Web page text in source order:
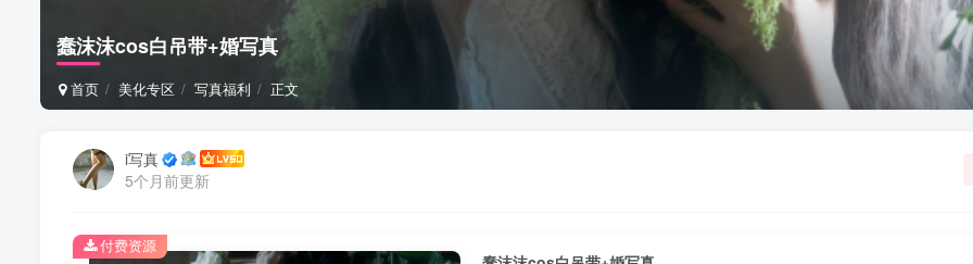
蠢沫沫cos白吊带+婚写真
首页 美化专区 写真福利 正文
i写真
5个月前更新
付费资源